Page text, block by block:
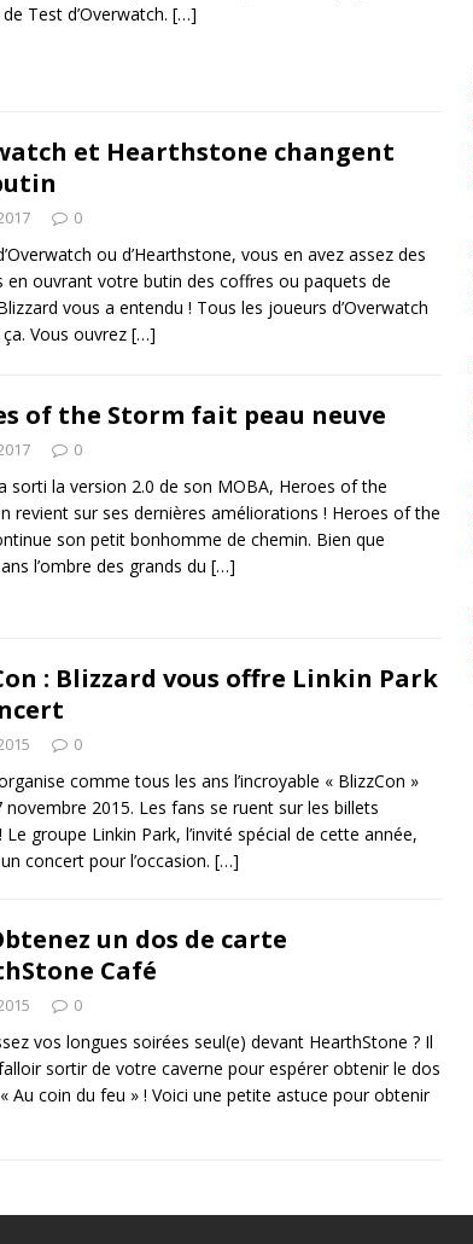
Test d’Overwatch. […]
et Hearthstone changent
0
ou d’Hearthstone, vous en avez assez des
en ouvrant votre butin des coffres ou paquets de
vous a entendu ! Tous les joueurs d’Overwatch
Vous ouvrez […]
of the Storm fait peau neuve
0
sorti la version 2.0 de son MOBA, Heroes of the
revient sur ses dernières améliorations ! Heroes of the
son petit bonhomme de chemin. Bien que
l’ombre des grands du […]
: Blizzard vous offre Linkin Park
0
comme tous les ans l’incroyable « BlizzCon »
novembre 2015. Les fans se ruent sur les billets
Le groupe Linkin Park, l’invité spécial de cette année,
concert pour l’occasion. […]
un dos de carte
Café
0
vos longues soirées seul(e) devant HearthStone ? Il
sortir de votre caverne pour espérer obtenir le dos
Au coin du feu » ! Voici une petite astuce pour obtenir